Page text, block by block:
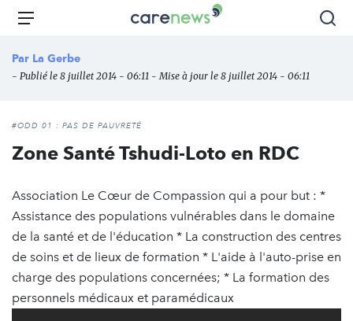
Aller
principal
Carenews,
des
l'engagement
Menu
Par La Gerbe
- Publié le 8 juillet 2014 - 06:11 - Mise à jour le 8 juillet 2014 - 06:11
#ODD 01 : PAS DE PAUVRETÉ
Zone Santé Tshudi-Loto en RDC
Association Le Cœur de Compassion qui a pour but : *
Assistance des populations vulnérables dans le domaine
de la santé et de l'éducation * La construction des centres
de soins et de lieux de formation * L'aide à l'auto-prise en
charge des populations concernées; * La formation des
personnels médicaux et paramédicaux